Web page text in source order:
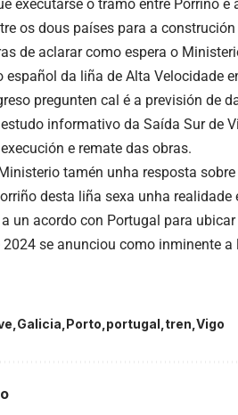
executarse o tramo entre Porriño
os dous países para a
de aclarar como espera o
español da liña de Alta Velocidade
pregunten cal é a previsión de
informativo da Saída Sur de
e remate das obras.
tamén unha resposta
desta liña sexa unha
un acordo con Portugal para
2024 se anunciou como inminente
Galicia Porto portugal tren Vigo